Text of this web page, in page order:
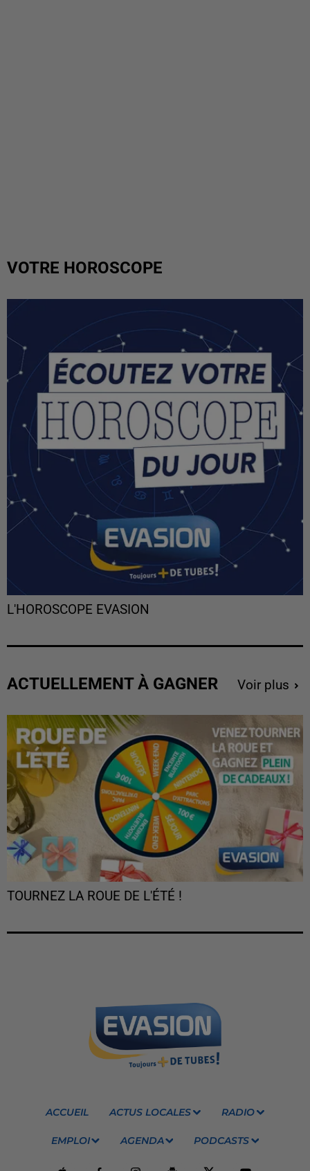
VOTRE HOROSCOPE
L'HOROSCOPE EVASION
ACTUELLEMENT À GAGNER Voir plus
TOURNEZ LA ROUE DE L'ÉTÉ !
ACCUEIL ACTUS LOCALES RADIO
EMPLOI AGENDA PODCASTS